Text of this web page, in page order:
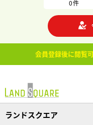
0件
会員登録後に閲覧
ランドスクエア